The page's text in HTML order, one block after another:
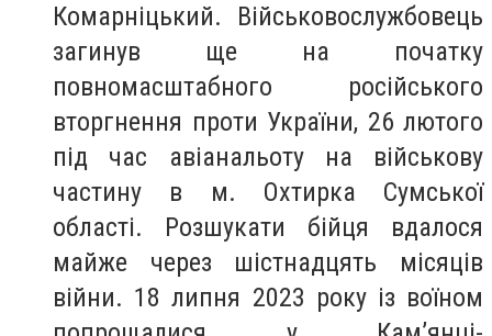
Комарніцький. Військовослужбовець
загинув ще на початку
повномасштабного російського
вторгнення проти України, 26 лютого
під час авіанальоту на військову
частину в м. Охтирка Сумської
області. Розшукати бійця вдалося
майже через шістнадцять місяців
війни. 18 липня 2023 року із воїном